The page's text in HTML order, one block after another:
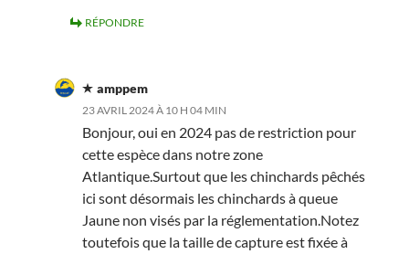
RÉPONDRE
amppem
23 AVRIL 2024 À 10 H 04 MIN
Bonjour, oui en 2024 pas de restriction pour
cette espèce dans notre zone
Atlantique.Surtout que les chinchards pêchés
ici sont désormais les chinchards à queue
Jaune non visés par la réglementation.Notez
toutefois que la taille de capture est fixée à